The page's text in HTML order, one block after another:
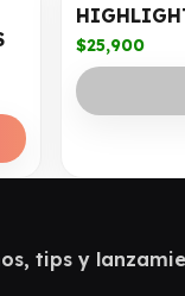
$25,900
tips y